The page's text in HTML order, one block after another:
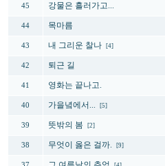
45 강물은 흘러가고...
44 목마름
43 내 그리운 찰나 [4]
42 퇴근 길
41 영화는 끝나고.
40 가을녘에서... [5]
39 뜻밖의 봄 [2]
38 무엇이 옳은 걸까. [9]